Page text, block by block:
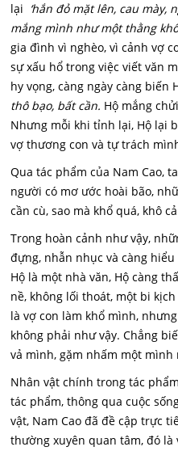
lại ‘hắn đỏ mặt lên, cau mày,
mắng mình như một thằng
gia đình vì nghèo, vì cảnh vợ
sự xấu hổ trong việc viết văn
hy vọng, càng ngày càng biến
thô bạo, bất cần. Hộ mắng
Nhưng mỗi khi tỉnh lại, Hộ lại
vợ thương con và tự trách
Qua tác phẩm của Nam Cao,
người có mơ ước hoài bão,
cần cù, sao mà khổ quá, khô
Trong hoàn cảnh như vậy,
đựng, nhẫn nhục và càng
Hộ là một nhà văn, Hộ càng
nề, không lối thoát, một bi
là vợ con làm khổ mình,
không phải như vậy. Chẳng
vả mình, gặm nhấm một
Nhân vật chính trong tác
tác phẩm, thông qua cuộc
vật, Nam Cao đã đề cập trực
thường xuyên quan tâm, đó